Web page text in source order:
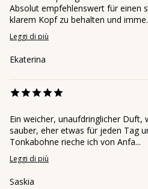
Absolut empfehlenswert für einen
klarem Kopf zu behalten und
Leggi di più
Ekaterina
Ein weicher, unaufdringlicher Duft,
sauber, eher etwas für jeden Tag
Tonkabohne rieche ich von Anfa...
Leggi di più
Saskia